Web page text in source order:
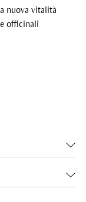
nuova vitalità
officinali